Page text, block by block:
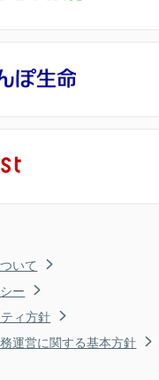
いて
ー
ィ方針
運営に関する基本方針